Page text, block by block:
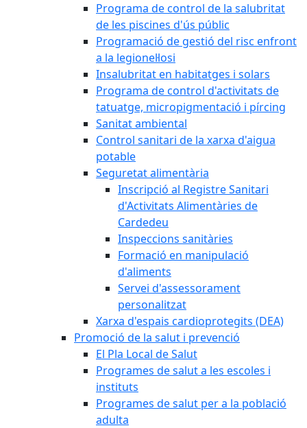
Programa de control de la salubritat
de les piscines d'ús públic
Programació de gestió del risc enfront
a la legionel·losi
Insalubritat en habitatges i solars
Programa de control d'activitats de
tatuatge, micropigmentació i pírcing
Sanitat ambiental
Control sanitari de la xarxa d'aigua
potable
Seguretat alimentària
Inscripció al Registre Sanitari
d'Activitats Alimentàries de
Cardedeu
Inspeccions sanitàries
Formació en manipulació
d'aliments
Servei d'assessorament
personalitzat
Xarxa d'espais cardioprotegits (DEA)
Promoció de la salut i prevenció
El Pla Local de Salut
Programes de salut a les escoles i
instituts
Programes de salut per a la població
adulta